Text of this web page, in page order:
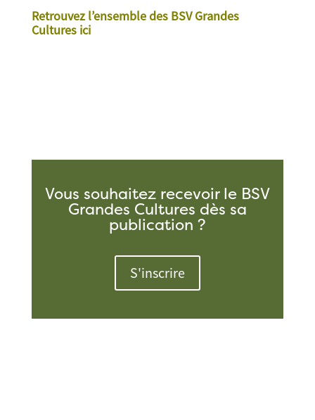
Retrouvez l’ensemble des BSV Grandes
Cultures ici
Vous souhaitez recevoir le BSV
Grandes Cultures dès sa
publication ?
S'inscrire